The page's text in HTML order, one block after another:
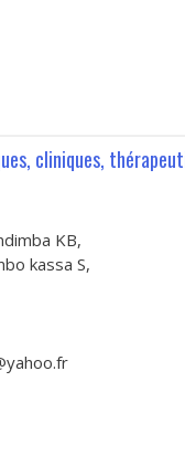
cliniques,
KB,
kassa S,